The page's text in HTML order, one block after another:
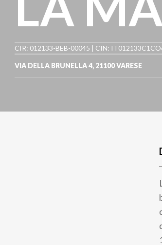
CIR: 012133-BEB-00045 | CIN:
VIA DELLA BRUNELLA 4, 21100VARESE